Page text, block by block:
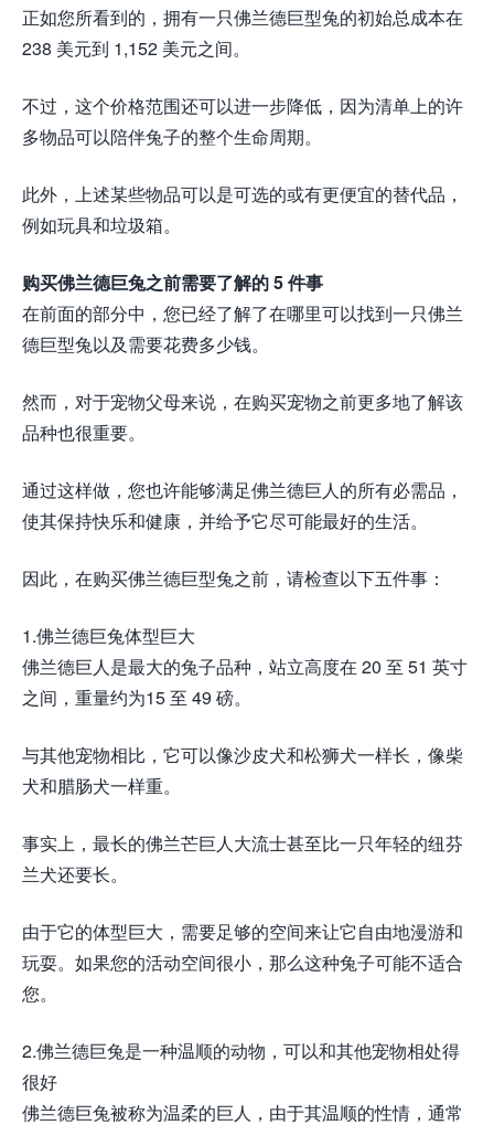
正如您所看到的，拥有一只佛兰德巨型兔的初始总成本在
238 美元到 1,152 美元之间。
不过，这个价格范围还可以进一步降低，因为清单上的许
多物品可以陪伴兔子的整个生命周期。
此外，上述某些物品可以是可选的或有更便宜的替代品，
例如玩具和垃圾箱。
购买佛兰德巨兔之前需要了解的 5 件事
在前面的部分中，您已经了解了在哪里可以找到一只佛兰
德巨型兔以及需要花费多少钱。
然而，对于宠物父母来说，在购买宠物之前更多地了解该
品种也很重要。
通过这样做，您也许能够满足佛兰德巨人的所有必需品，
使其保持快乐和健康，并给予它尽可能最好的生活。
因此，在购买佛兰德巨型兔之前，请检查以下五件事：
1.佛兰德巨兔体型巨大
佛兰德巨人是最大的兔子品种，站立高度在 20 至 51 英寸
之间，重量约为15 至 49 磅。
与其他宠物相比，它可以像沙皮犬和松狮犬一样长，像柴
犬和腊肠犬一样重。
事实上，最长的佛兰芒巨人大流士甚至比一只年轻的纽芬
兰犬还要长。
由于它的体型巨大，需要足够的空间来让它自由地漫游和
玩耍。如果您的活动空间很小，那么这种兔子可能不适合
您。
2.佛兰德巨兔是一种温顺的动物，可以和其他宠物相处得
很好
佛兰德巨兔被称为温柔的巨人，由于其温顺的性情，通常